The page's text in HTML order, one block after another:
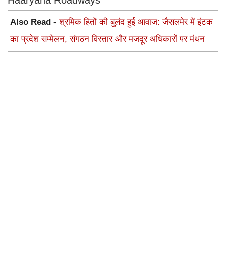
Also Read -श्रमिक हितों की बुलंद हुई आवाज: जैसलमेर में इंटक
का प्रदेश सम्मेलन, संगठन विस्तार और मजदूर अधिकारों पर मंथन